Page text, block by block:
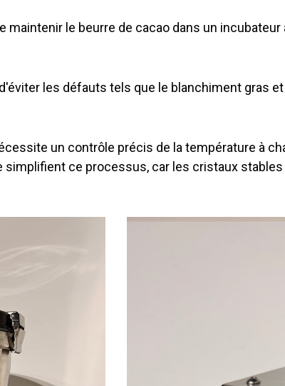
le beurre de cacao dans un incubateur
les défauts tels que le blanchiment gras
un contrôle précis de la température à
ce processus, car les cristaux